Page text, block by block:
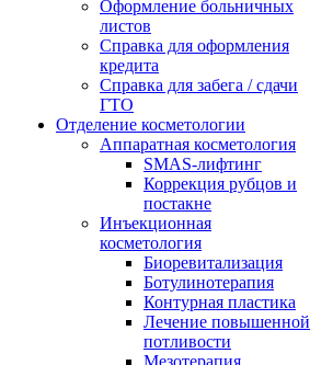
Оформление больничных
листов
Справка для оформления
кредита
Справка для забега / сдачи
ГТО
Отделение косметологии
Аппаратная косметология
SMAS-лифтинг
Коррекция рубцов и
постакне
Инъекционная
косметология
Биоревитализация
Ботулинотерапия
Контурная пластика
Лечение повышенной
потливости
Мезотерапия